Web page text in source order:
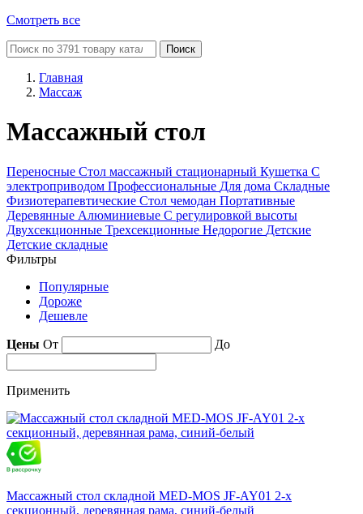
Смотреть все
Поиск
Главная
Массаж
Массажный стол
Переносные Стол массажный стационарный Кушетка С
электроприводом Профессиональные Для дома Складные
Физиотерапевтические Стол чемодан Портативные
Деревянные Алюминиевые С регулировкой высоты
Двухсекционные Трехсекционные Недорогие Детские
Детские складные
Фильтры
Популярные
Дороже
Дешевле
Цены От До
Применить
Массажный стол складной MED-MOS JF-AY01 2-х
секционный, деревянная рама, синий-белый